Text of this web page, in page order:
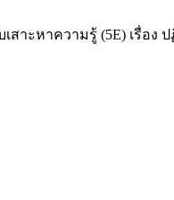
เสาะหาความรู้ (5E) เรื่อง